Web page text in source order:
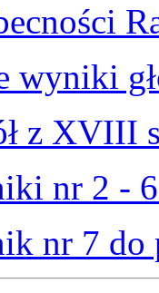
wyniki
z XVIII
nr 2 -
nr 7 do